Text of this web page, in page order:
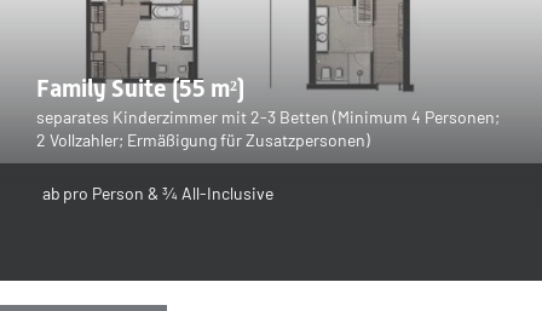
Family Suite (55 m²)
separates Kinderzimmer mit 2-3 Betten (Minimum 4 Personen;
2 Vollzahler; Ermäßigung für Zusatzpersonen)
ab pro Person & ¾ All-Inclusive